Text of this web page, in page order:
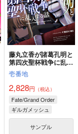
藤丸立香が諸葛孔明と
第四次聖杯戦争に乱入
する話
壱番地
2,828円 （税込）
Fate/Grand Order
ギルガメッシュ
ぐだ子
ウェイバー・ベルベット
サンプル